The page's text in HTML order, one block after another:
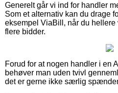
Generelt går vi ind for handler
Som et alternativ kan du drage
eksempel ViaBill, når du
flere bidder.
Forud for at nogen handler i en
behøver man uden tvivl
det er gerne ikke særlig